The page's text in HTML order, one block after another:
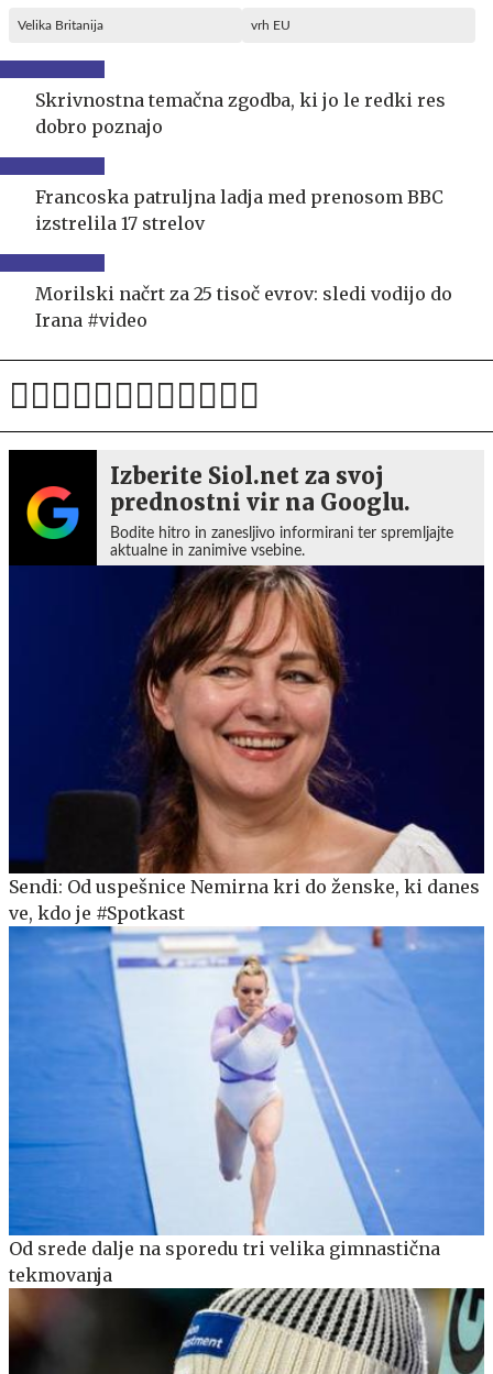
Velika Britanija vrh EU
Skrivnostna temačna zgodba, ki jo le redki res
dobro poznajo
Francoska patruljna ladja med prenosom BBC
izstrelila 17 strelov
Morilski načrt za 25 tisoč evrov: sledi vodijo do
Irana #video
Izberite Siol.net za svoj
prednostni vir na Googlu.
Bodite hitro in zanesljivo informirani ter spremljajte
aktualne in zanimive vsebine.
Sendi: Od uspešnice Nemirna kri do ženske, ki danes
ve, kdo je #Spotkast
Od srede dalje na sporedu tri velika gimnastična
tekmovanja